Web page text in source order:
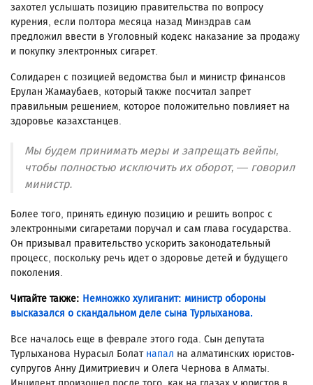
захотел услышать позицию правительства по вопросу
курения, если полтора месяца назад Минздрав сам
предложил ввести в Уголовный кодекс наказание за продажу
и покупку электронных сигарет.
Солидарен с позицией ведомства был и министр финансов
Ерулан Жамаубаев, который также посчитал запрет
правильным решением, которое положительно повлияет на
здоровье казахстанцев.
Мы будем принимать меры и запрещать вейпы,
чтобы полностью исключить их оборот, — говорил
министр.
Более того, принять единую позицию и решить вопрос с
электронными сигаретами поручал и сам глава государства.
Он призывал правительство ускорить законодательный
процесс, поскольку речь идет о здоровье детей и будущего
поколения.
Читайте также: Немножко хулиганит: министр обороны
высказался о скандальном деле сына Турлыханова.
Все началось еще в феврале этого года. Сын депутата
Турлыханова Нурасыл Болат напал на алматинских юристов-
супругов Анну Димитриевич и Олега Чернова в Алматы.